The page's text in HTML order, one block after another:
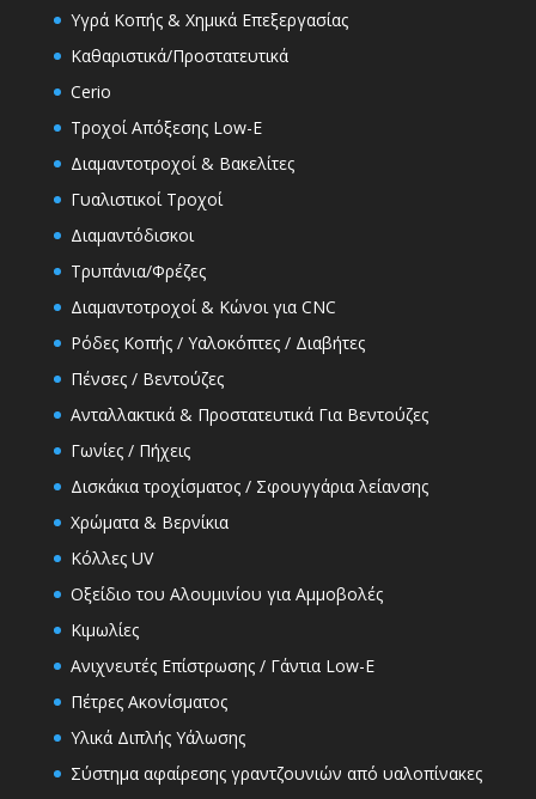
Υγρά Κοπής & Χημικά Επεξεργασίας
Καθαριστικά/Προστατευτικά
Cerio
Τροχοί Απόξεσης Low-E
Διαμαντοτροχοί & Βακελίτες
Γυαλιστικοί Τροχοί
Διαμαντόδισκοι
Τρυπάνια/Φρέζες
Διαμαντοτροχοί & Κώνοι για CNC
Ρόδες Κοπής / Υαλοκόπτες / Διαβήτες
Πένσες / Βεντούζες
Ανταλλακτικά & Προστατευτικά Για Βεντούζες
Γωνίες / Πήχεις
Δισκάκια τροχίσματος / Σφουγγάρια λείανσης
Χρώματα & Βερνίκια
Κόλλες UV
Οξείδιο του Αλουμινίου για Αμμοβολές
Κιμωλίες
Ανιχνευτές Επίστρωσης / Γάντια Low-E
Πέτρες Ακονίσματος
Υλικά Διπλής Υάλωσης
Σύστημα αφαίρεσης γραντζουνιών από υαλοπίνακες